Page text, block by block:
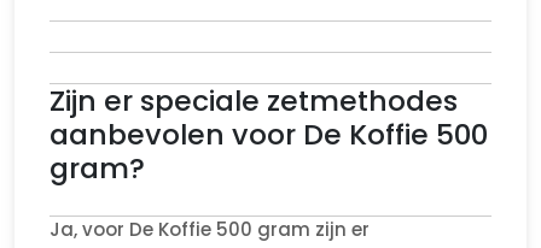
Zijn er speciale zetmethodes
aanbevolen voor De Koffie 500
gram?
Ja, voor De Koffie 500 gram zijn er